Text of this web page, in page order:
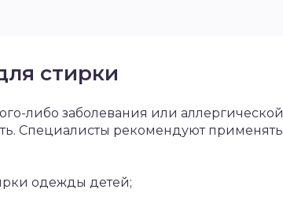
стирки
либо заболевания или аллергической
Специалисты рекомендуют применять
одежды детей;